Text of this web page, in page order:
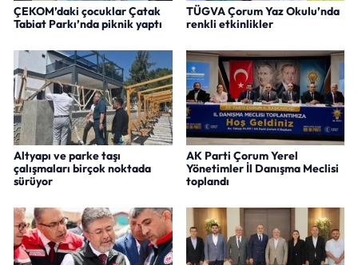
ÇEKOM’daki çocuklar Çatak
Tabiat Parkı’nda piknik yaptı
TÜGVA Çorum Yaz Okulu’nda
renkli etkinlikler
Altyapı ve parke taşı
çalışmaları birçok noktada
sürüyor
AK Parti Çorum Yerel
Yönetimler İl Danışma Meclisi
toplandı